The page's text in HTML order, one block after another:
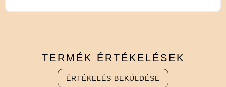
TERMÉK ÉRTÉKELÉSEK
ÉRTÉKELÉS BEKÜLDÉSE